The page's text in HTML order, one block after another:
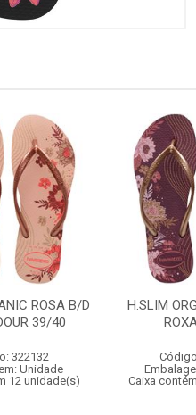
ROSA B/D
39/40
322132
Unidade
12 unidade(s)
H.SLIM
Caixa